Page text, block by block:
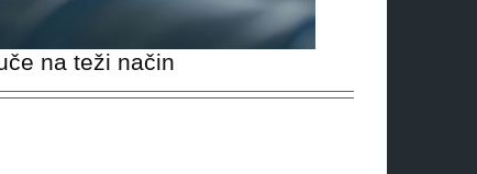
na teži način